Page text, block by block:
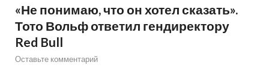
«Не понимаю, что он хотел сказать».
Тото Вольф ответил гендиректору
Red Bull
Оставьте комментарий